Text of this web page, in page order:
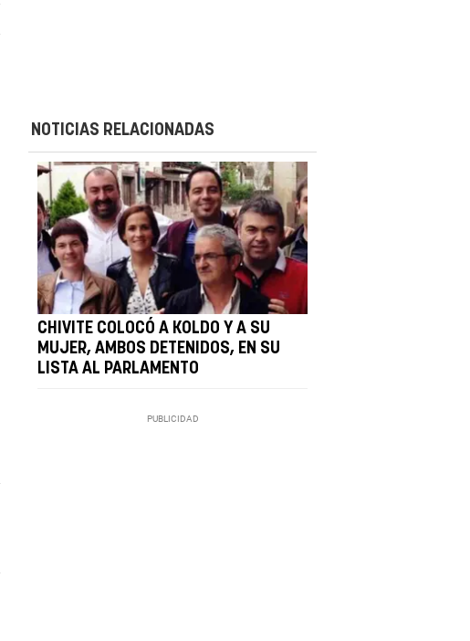
NOTICIAS RELACIONADAS
CHIVITE COLOCÓ A KOLDO Y A SU
MUJER, AMBOS DETENIDOS, EN SU
LISTA AL PARLAMENTO